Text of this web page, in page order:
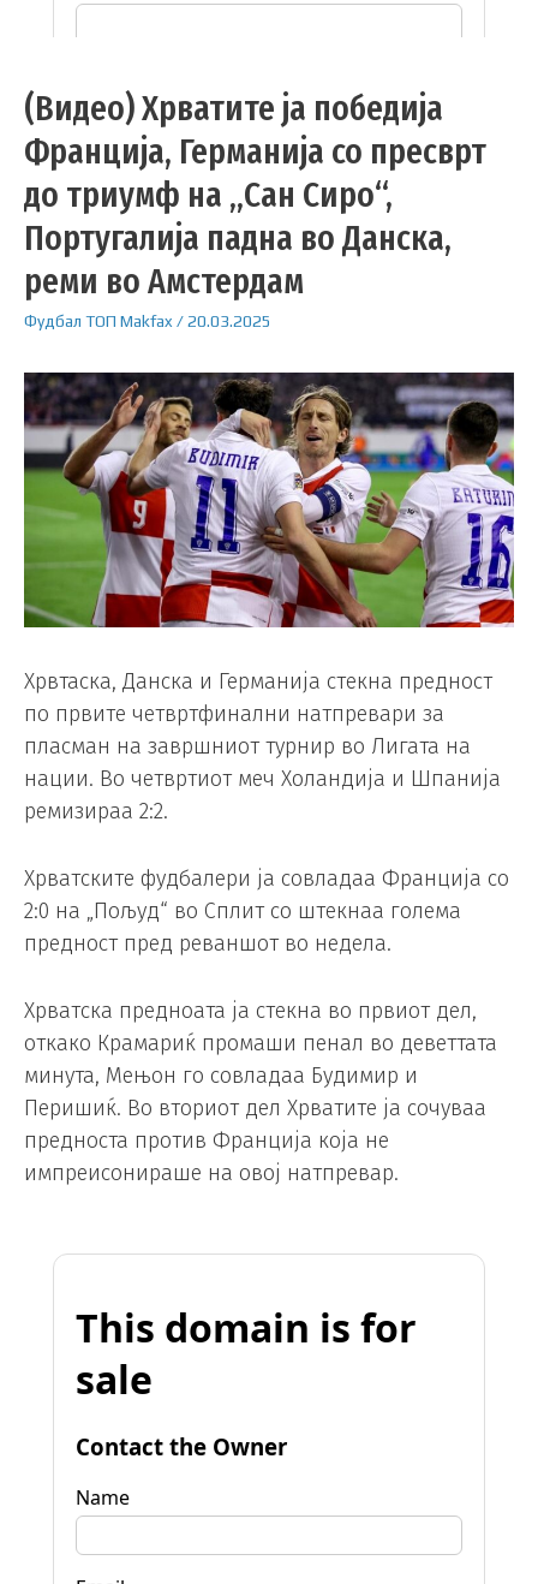
(Видео) Хрватите ја победија
Франција, Германија со пресврт
до триумф на „Сан Сиро“,
Португалија падна во Данска,
реми во Амстердам
Фудбал ТОП Makfax /20.03.2025
Хрвтаска, Данска и Германија стекна предност
по првите четвртфинални натпревари за
пласман на завршниот турнир во Лигата на
нации. Во четвртиот меч Холандија и Шпанија
ремизираа 2:2.
Хрватските фудбалери ја совладаа Франција со
2:0 на „Пољуд“ во Сплит со штекнаа голема
предност пред реваншот во недела.
Хрватска предноата ја стекна во првиот дел,
откако Крамариќ промаши пенал во деветтата
минута, Мењон го совладаа Будимир и
Перишиќ. Во вториот дел Хрватите ја сочуваа
предноста против Франција која не
импреисонираше на овој натпревар.